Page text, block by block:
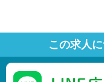
この求人